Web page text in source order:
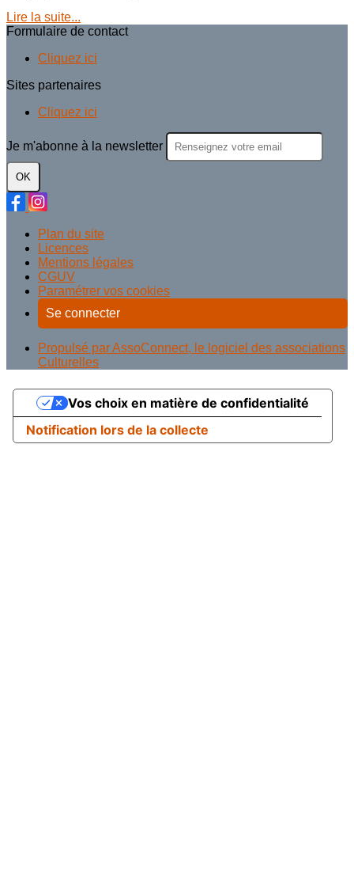
Lire la suite...
Formulaire de contact
Cliquez ici
Sites partenaires
Cliquez ici
Je m'abonne à la newsletter
OK
Plan du site
Licences
Mentions légales
CGUV
Paramétrer vos cookies
Se connecter
Propulsé par AssoConnect, le logiciel des associations
Culturelles
Notification lors de la collecte
Vos choix en matière de confidentialité